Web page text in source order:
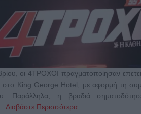
οι 4ΤΡΟΧΟΙ πραγματοποίησαν
στο King George Hotel, με αφορμή τη
Παράλληλα, η βραδιά
Διαβάστε Περισσότερα...